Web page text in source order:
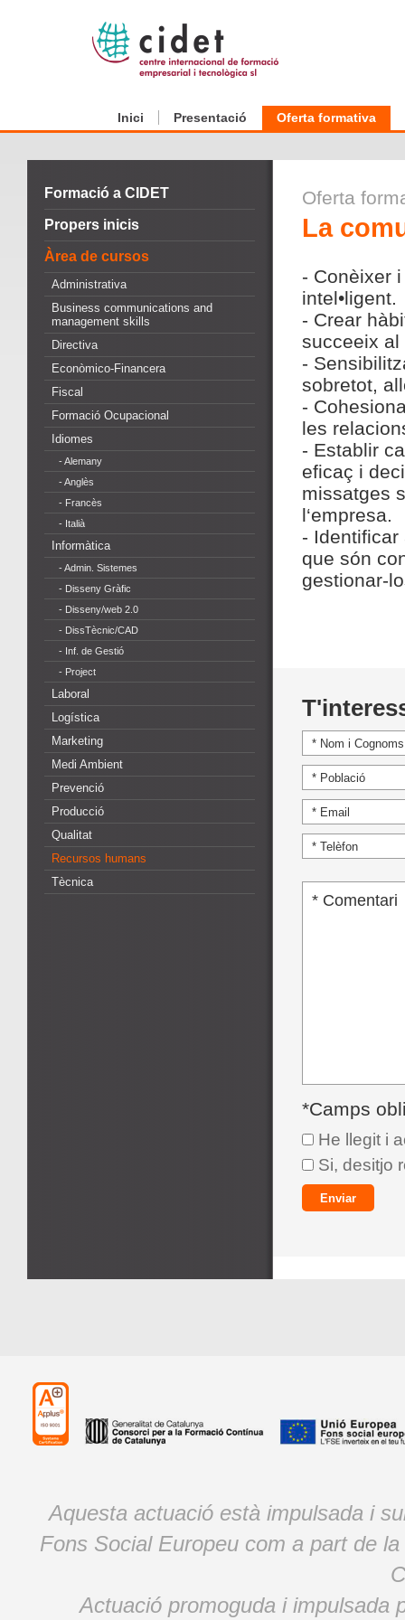
Inici Presentació Oferta formativa
Formació a CIDET
Propers inicis
Àrea de cursos
Administrativa
Business communications and
management skills
Directiva
Econòmico-Financera
Fiscal
Formació Ocupacional
Idiomes
- Alemany
- Anglès
- Francès
- Italià
Informàtica
- Admin. Sistemes
- Disseny Gràfic
- Disseny/web 2.0
- DissTècnic/CAD
- Inf. de Gestió
- Project
Laboral
Logística
Marketing
Medi Ambient
Prevenció
Producció
Qualitat
Recursos humans
Tècnica
Oferta
La
- Conèixer
intel•ligent.
- Crear
succeeix al
-
sobretot,
-
les
- Establir
eficaç i
missatges
l‘empresa.
-
que són
gestionar-
*Camps
He llegit i
Si, desitjo
Aquesta actuació està impulsada i
Fons Social Europeu com a part de
Actuació promoguda i impulsada